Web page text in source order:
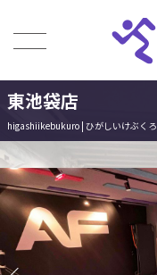
東池袋店
higashiikebukuro | ひがしいけぶくろ